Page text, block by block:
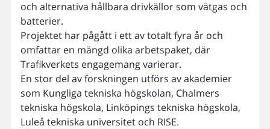
och alternativa hållbara drivkällor som vätgas och
batterier.
Projektet har pågått i ett av totalt fyra år och
omfattar en mängd olika arbetspaket, där
Trafikverkets engagemang varierar.
En stor del av forskningen utförs av akademier
som Kungliga tekniska högskolan, Chalmers
tekniska högskola, Linköpings tekniska högskola,
Luleå tekniska universitet och RISE.